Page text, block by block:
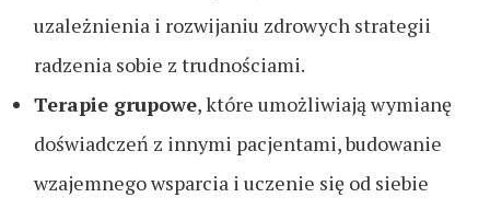
uzależnienia i rozwijaniu zdrowych strategii
radzenia sobie z trudnościami.
Terapie grupowe, które umożliwiają wymianę
doświadczeń z innymi pacjentami, budowanie
wzajemnego wsparcia i uczenie się od siebie